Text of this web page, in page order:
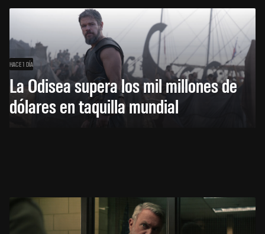
HACE 1 DÍA
La Odisea supera los mil millones de
dólares en taquilla mundial